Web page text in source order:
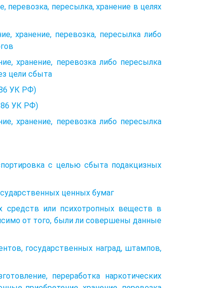
перевозка, пересылка, хранение в целях
хранение, перевозка, пересылка либо
хранение, перевозка либо пересылка
цели сбыта
УК РФ)
86 УК РФ)
хранение, перевозка либо пересылка
с целью сбыта подакцизных
ценных бумаг
средств или психотропных веществ в
от того, были ли совершены данные
государственных наград, штампов,
переработка наркотических